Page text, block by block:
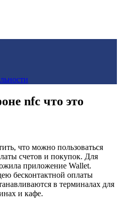
nfc что это
что можно пользоваться
счетов и покупок. Для
приложение Wallet.
бесконтактной оплаты
в терминалах для
и кафе.